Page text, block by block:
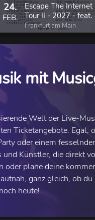
24.
FEB.
Escape The Internet
Tour II - 2027 - feat.
Bernth - Charles
Berthoud - Mike
- Ola Englund
Frankfurt am Main
mit
Welt der Live-
Ticketangebote. Egal,
oder einem
Künstler, die direkt
oder plane deine
ganz gleich, ob
heute!